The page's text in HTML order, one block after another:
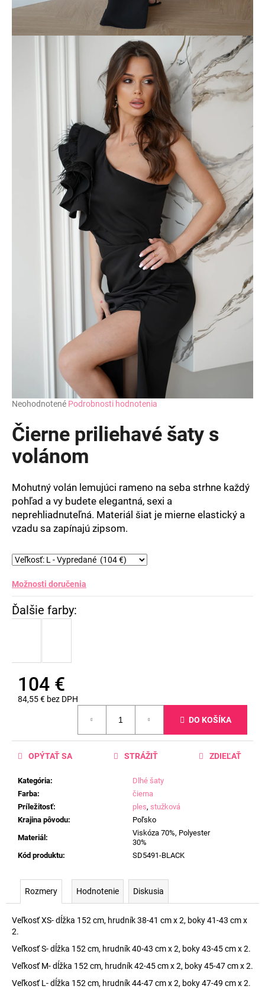
Priemerné
produktu
je
z
hviezdičiek.
Neohodnotené Podrobnosti hodnotenia
Čierne priliehavé šaty s
volánom
Mohutný volán lemujúci rameno na seba strhne každý
pohľad a vy budete elegantná, sexi a
neprehliadnuteľná. Materiál šiat je mierne elastický a
vzadu sa zapínajú zipsom.
Možnosti doručenia
104 €
84,55 € bez DPH
DO KOŠÍKA
Kategória:
Dlhé šaty
Farba:
čierna
Príležitosť: ples, stužková
Krajina pôvodu:
Poľsko
Materiál :
Viskóza 70%, Polyester
30%
Kód produktu: SD5491-BLACK
OPÝTAŤ SA STRÁŽIŤ ZDIEĽAŤ
Rozmery Hodnotenie Diskusia
Veľkosť XS- dĺžka 152 cm, hrudník 38-41 cm x 2, boky 41-43 cm x
2.
Veľkosť S- dĺžka 152 cm, hrudník 40-43 cm x 2, boky 43-45 cm x 2.
Veľkosť M- dĺžka 152 cm, hrudník 42-45 cm x 2, boky 45-47 cm x 2.
Veľkosť L- dĺžka 152 cm, hrudník 44-47 cm x 2, boky 47-49 cm x 2.